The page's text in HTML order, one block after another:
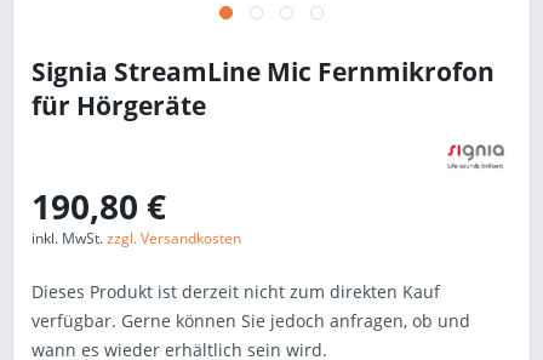
Signia StreamLine Mic Fernmikrofon
für Hörgeräte
190,80 €
inkl. MwSt.zzgl. Versandkosten
Dieses Produkt ist derzeit nicht zum direkten Kauf
verfügbar. Gerne können Sie jedoch anfragen, ob und
wann es wieder erhältlich sein wird.